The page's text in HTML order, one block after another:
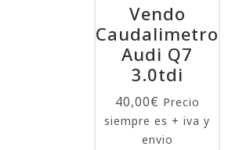
Vendo
Caudalimetro
Audi Q7
3.0tdi
40,00€ Precio
siempre es + iva y
envio